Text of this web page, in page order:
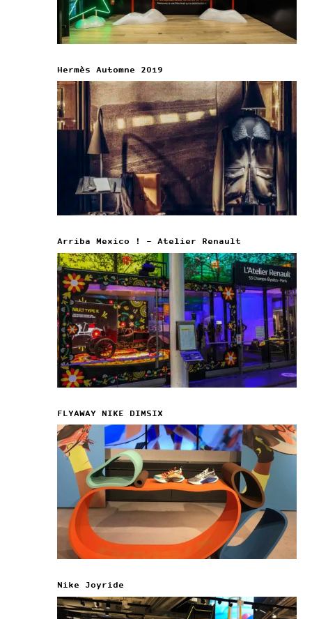
Hermès Automne 2019
Arriba Mexico ! – Atelier Renault
FLYAWAY NIKE DIMSIX
Nike Joyride